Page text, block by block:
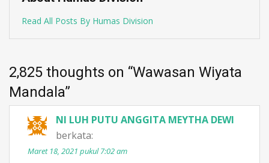
Read All Posts By Humas Division
2,825 thoughts on “Wawasan Wiyata
Mandala”
NI LUH PUTU ANGGITA MEYTHA DEWI
berkata:
Maret 18, 2021 pukul 7:02 am